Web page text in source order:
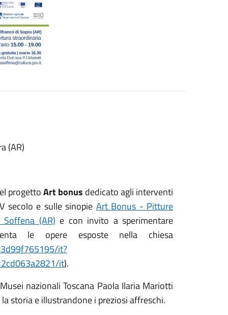
(AR)
progettoArt bonus dedicato agli interventi
secolo e sulle sinopie Art Bonus - Pitture
(AR) e con invito a sperimentare
le opere esposte nella chiesa
it?
it).
nazionali Toscana Paola Ilaria Mariotti
storia e illustrandone i preziosi affreschi.